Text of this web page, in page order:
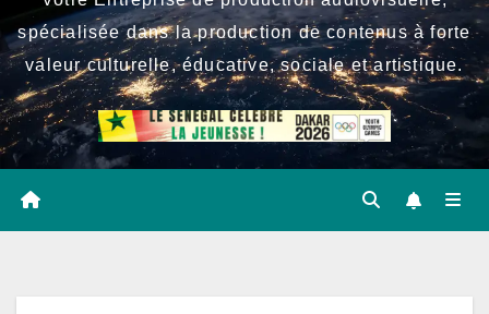
spécialisée dans la production de contenus à forte
valeur culturelle, éducative, sociale et artistique.